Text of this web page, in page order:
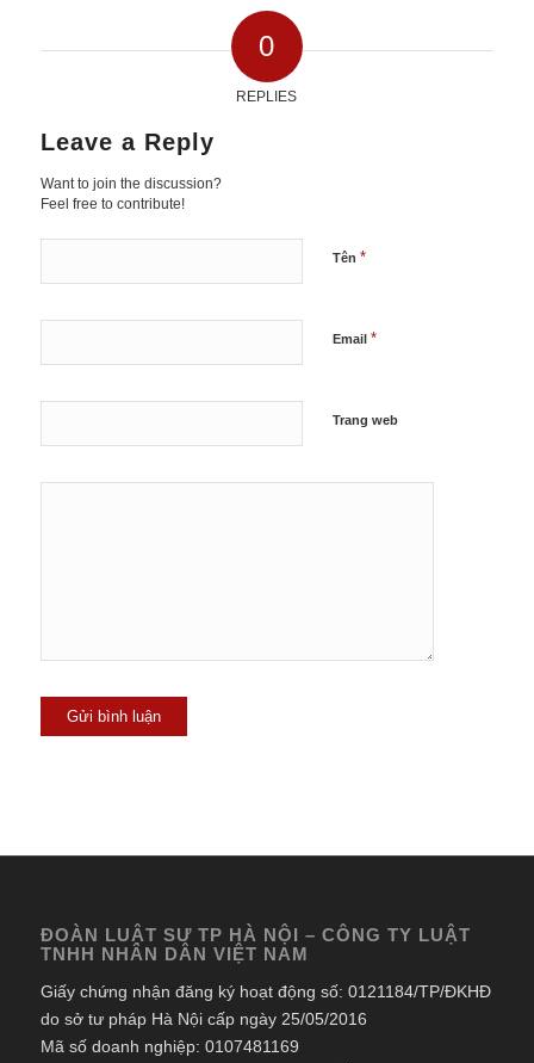
0
REPLIES
Leave a Reply
Want to join the discussion?
Feel free to contribute!
Tên *
Email *
Trang web
ĐOÀN LUẬT SƯ TP HÀ NỘI – CÔNG TY LUẬT
TNHH NHÂN DÂN VIỆT NAM
Giấy chứng nhận đăng ký hoạt động số: 0121184/TP/ĐKHĐ
do sở tư pháp Hà Nội cấp ngày 25/05/2016
Mã số doanh nghiệp: 0107481169